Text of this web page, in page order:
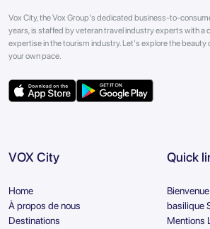
Vox City, the Vox Group's dedicated business-to-
years, is staffed by veteran travel industry experts with a
expertise in the tourism industry. Let's explore the beauty
your own pace.
VOX City
Home
À propos de nous
Destinations
Quick
basilique
Mentions